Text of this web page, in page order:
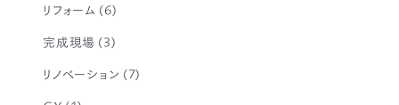
リフォーム (6)
完成現場 (3)
リノベーション (7)